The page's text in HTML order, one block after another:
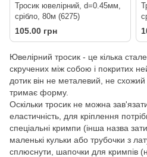
Тросик ювелірний, d=0.45мм,
срібло, 80м (6275)
105.00 грн
Ювелірний тросик - це кілька
скручених між собою і покритих
дотик він не металевий, не
тримає форму.
Оскільки тросик не можна
еластичність, для кріплення
спеціальні кримпи (інша назва
маленькі кульки або трубочки з
сплюснути, шапочки для кримпів